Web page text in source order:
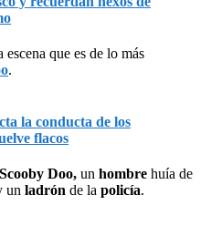
que es de lo más
.
la conducta de los
flacos
Scooby Doo, un hombre huía de
un ladrón de la policía.